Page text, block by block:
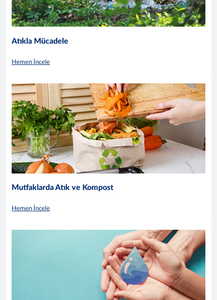
Atıkla Mücadele
Hemen İncele
Mutfaklarda Atık ve Kompost
Hemen İncele